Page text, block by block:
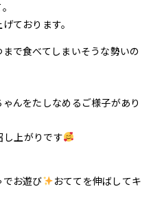
ております。
で食べてしまいそうな勢いの
んをたしなめるご様子があり
し上がりです
お遊び
おててを伸ばしてキ